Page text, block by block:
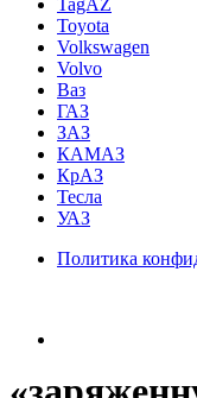
TagAZ
Toyota
Volkswagen
Volvo
Ваз
ГАЗ
ЗАЗ
КАМАЗ
КрАЗ
Тесла
УАЗ
Политика